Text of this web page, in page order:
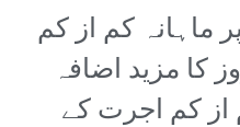
کم از کم
سو یوروز کا مزید اضافہ
از کم اجرت کے